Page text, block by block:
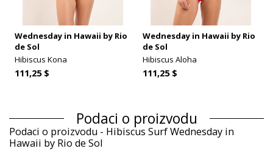
Wednesday in Hawaii by Rio
de Sol
Hibiscus Kona
111,25 $
Wednesday in Hawaii by Rio
de Sol
Hibiscus Aloha
111,25 $
Podaci o proizvodu
Podaci o proizvodu - Hibiscus Surf Wednesday in
Hawaii by Rio de Sol